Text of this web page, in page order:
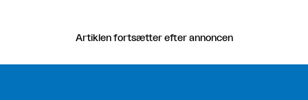
Artiklen fortsætter efter annoncen